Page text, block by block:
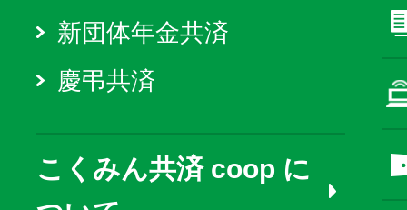
新団体年金共済
慶弔共済
こくみん共済 coop に